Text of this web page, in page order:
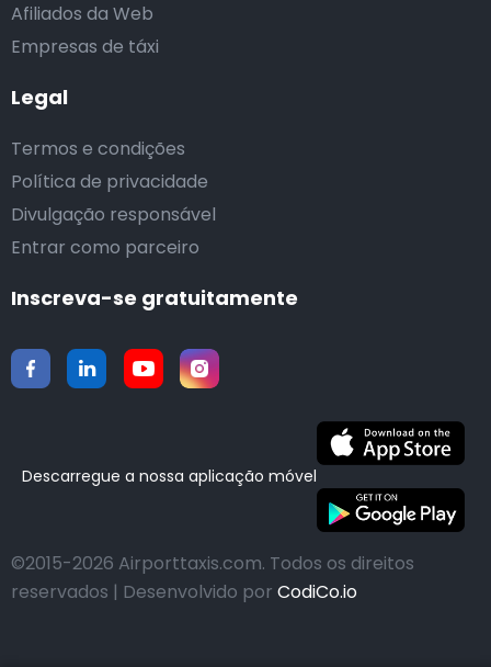
Afiliados da Web
Empresas de táxi
Legal
Termos e condições
Política de privacidade
Divulgação responsável
Entrar como parceiro
Inscreva-se gratuitamente
Descarregue a nossa aplicação móvel
©2015-2026 Airporttaxis.com. Todos os direitos
reservados | Desenvolvido por CodiCo.io